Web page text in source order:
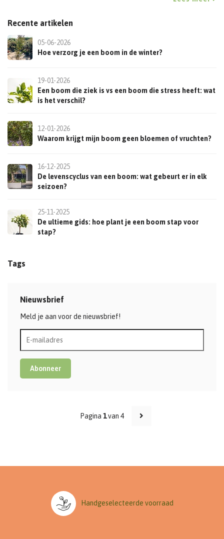
Recente artikelen
05-06-2026
Hoe verzorg je een boom in de winter?
19-01-2026
Een boom die ziek is vs een boom die stress heeft: wat
is het verschil?
12-01-2026
Waarom krijgt mijn boom geen bloemen of vruchten?
16-12-2025
De levenscyclus van een boom: wat gebeurt er in elk
seizoen?
25-11-2025
De ultieme gids: hoe plant je een boom stap voor
stap?
Tags
Nieuwsbrief
Meld je aan voor de nieuwsbrief!
Abonneer
Pagina 1van 4
Handgeselecteerde voorraad